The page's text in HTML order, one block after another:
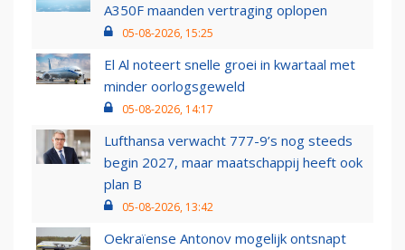
A350F maanden vertraging oplopen
05-08-2026, 15:25
El Al noteert snelle groei in kwartaal met
minder oorlogsgeweld
05-08-2026, 14:17
Lufthansa verwacht 777-9’s nog steeds
begin 2027, maar maatschappij heeft ook
plan B
05-08-2026, 13:42
Oekraïense Antonov mogelijk ontsnapt